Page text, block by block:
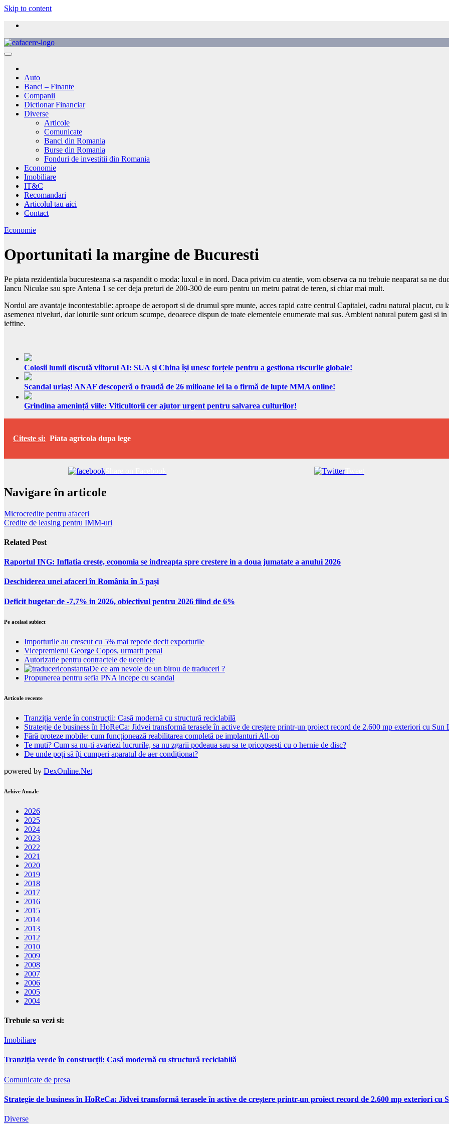
Skip to content
Auto
Banci – Finante
Companii
Dictionar Financiar
Diverse
Articole
Comunicate
Banci din Romania
Burse din Romania
Fonduri de investitii din Romania
Economie
Imobiliare
IT&C
Recomandari
Articolul tau aici
Contact
Economie
Oportunitati la margine de Bucuresti
Pe piata rezidentiala bucuresteana s-a raspandit o moda: luxul e in nord. Daca privim cu atentie, vom observa ca nu trebuie neaparat sa ne
Iancu Niculae sau spre Antena 1 se cer deja preturi de 200-300 de euro pentru un metru patrat de teren, si chiar mai mult.
Nordul are avantaje incontestabile: aproape de aeroport si de drumul spre munte, acces rapid catre centrul Capitalei, cadru natural placut,
asemenea niveluri, dar loturile sunt oricum scumpe, deoarece dispun de toate elementele enumerate mai sus. Ambient natural putem gasi si
ieftine.
Colosii lumii discută viitorul AI: SUA și China își unesc forțele pentru a gestiona riscurile globale!
Scandal uriaș! ANAF descoperă o fraudă de 26 milioane lei la o firmă de lupte MMA online!
Grindina amenință viile: Viticultorii cer ajutor urgent pentru salvarea culturilor!
Citeste si: Piata agricola dupa lege
Tweet
Navigare în articole
Microcredite pentru afaceri
Credite de leasing pentru IMM-uri
Related Post
Raportul ING: Inflatia creste, economia se indreapta spre crestere in a doua jumatate a anului 2026
Deschiderea unei afaceri în România în 5 pași
Deficit bugetar de -7,7% in 2026, obiectivul pentru 2026 fiind de 6%
Pe acelasi subiect
Importurile au crescut cu 5% mai repede decit exporturile
Vicepremierul George Copos, urmarit penal
Autorizatie pentru contractele de ucenicie
De ce am nevoie de un birou de traduceri ?
Propunerea pentru sefia PNA incepe cu scandal
Articole recente
Tranziția verde în construcții: Casă modernă cu structură reciclabilă
Strategie de business în HoReCa: Jidvei transformă terasele în active de creștere printr-un proiect record de 2.600 mp exteriori cu Sun
Fără proteze mobile: cum funcționează reabilitarea completă pe implanturi All-on
Te muti? Cum sa nu-ti avariezi lucrurile, sa nu zgarii podeaua sau sa te pricopsesti cu o hernie de disc?
De unde poți să îți cumperi aparatul de aer condiționat?
powered by DexOnline.Net
Arhive Anuale
2026
2025
2024
2023
2022
2021
2020
2019
2018
2017
2016
2015
2014
2013
2012
2010
2009
2008
2007
2006
2005
2004
Trebuie sa vezi si:
Imobiliare
Tranziția verde în construcții: Casă modernă cu structură reciclabilă
Comunicate de presa
Strategie de business în HoReCa: Jidvei transformă terasele în active de creștere printr-un proiect record de 2.600 mp exteriori cu
Diverse